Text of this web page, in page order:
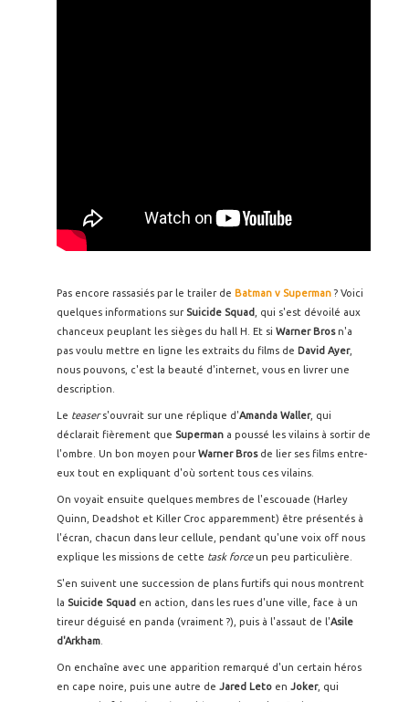
Pas encore rassasiés par le trailer de Batman v Superman ? Voici
quelques informations sur Suicide Squad
, qui s'est dévoilé aux
chanceux peuplant les sièges du hall H. Et si Warner Brosn'a
pas voulu mettre en ligne les extraits du films de David Ayer,
nous pouvons, c'est la beauté d'internet, vous en livrer une
description.
Le teasers'ouvrait sur une réplique d'Amanda Waller, qui
déclarait fièrement que Superman a poussé les vilains à sortir de
l'ombre. Un bon moyen pourWarner Brosde lier ses films entre-
eux tout en expliquant d'où sortent tous ces vilains.
On voyait ensuite quelques membres de l'escouade (Harley
Quinn, Deadshot et Killer Croc apparemment) être présentés à
l'écran, chacun dans leur cellule, pendant qu'une voix off nous
explique les missions de cette task forceun peu particulière.
S'en suivent une succession de plans furtifs qui nous montrent
la Suicide Squad en action, dans les rues d'une ville, face à un
tireur déguisé en panda (vraiment ?), puis à l'assaut de l'Asile
d'Arkham
On enchaîne avec une apparition remarqué d'un certain héros
en cape noire, puis une autre de Jared Leto en Joker, qui